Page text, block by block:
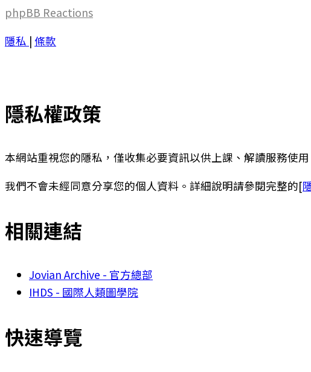
phpBB Reactions
隱私 | 條款
隱私權政策
本網站重視您的隱私，僅收集必要資訊以供上課、解讀服務使
我們不會未經同意分享您的個人資料。詳細說明請參閱完整的[
相關連結
Jovian Archive - 官方總部
IHDS - 國際人類圖學院
快速導覽